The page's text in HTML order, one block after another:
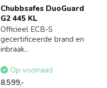
Chubbsafes DuoGuard
G2 445 KL
Officieel ECB-S
gecertificeerde brand en
inbraak...
Op voorraad
8.599,-